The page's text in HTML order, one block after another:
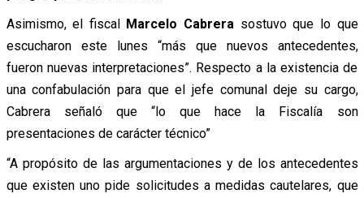
Asimismo, el fiscal Marcelo Cabrera sostuvo que lo que
escucharon este lunes “más que nuevos antecedentes,
fueron nuevas interpretaciones”. Respecto a la existencia de
una confabulación para que el jefe comunal deje su cargo,
Cabrera señaló que “lo que hace la Fiscalía son
presentaciones de carácter técnico”
“A propósito de las argumentaciones y de los antecedentes
que existen uno pide solicitudes a medidas cautelares, que